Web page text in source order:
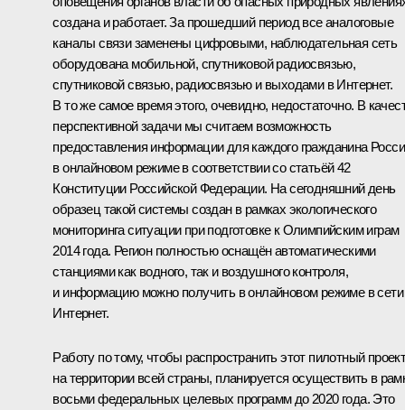
создана и работает. За прошедший период все аналоговые
каналы связи заменены цифровыми, наблюдательная сеть
оборудована мобильной, спутниковой радиосвязью,
спутниковой связью, радиосвязью и выходами в Интернет.
В то же самое время этого, очевидно, недостаточно. В
перспективной задачи мы считаем возможность
предоставления информации для каждого гражданина
в онлайновом режиме в соответствии со статьёй 42
Конституции Российской Федерации. На сегодняшний день
образец такой системы создан в рамках экологического
мониторинга ситуации при подготовке к Олимпийским играм
2014 года. Регион полностью оснащён автоматическими
станциями как водного, так и воздушного контроля,
и информацию можно получить в онлайновом режиме в сети
Интернет.
Работу по тому, чтобы распространить этот пилотный
на территории всей страны, планируется осуществить в
восьми федеральных целевых программ до 2020 года. Это